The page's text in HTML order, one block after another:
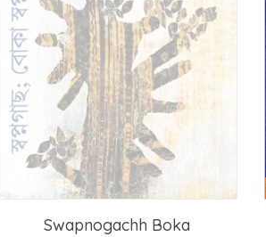
Swapnogachh Boka